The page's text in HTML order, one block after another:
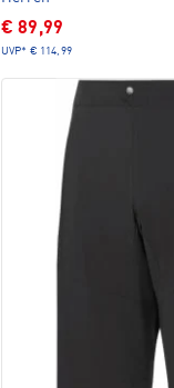
€ 89,99
UVP* € 114,99